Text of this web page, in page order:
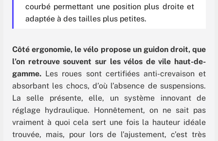
courbé permettant une position plus droite et
adaptée à des tailles plus petites.
Côté ergonomie, le vélo propose un guidon droit, que
l’on retrouve souvent sur les vélos de vile haut-de-
gamme. Les roues sont certifiées anti-crevaison et
absorbant les chocs, d’où l’absence de suspensions.
La selle présente, elle, un système innovant de
réglage hydraulique. Honnêtement, on ne sait pas
vraiment à quoi cela sert une fois la hauteur idéale
trouvée, mais, pour lors de l’ajustement, c’est très